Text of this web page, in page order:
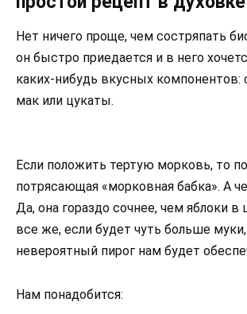
Нет ничего проще, чем состряпать
он быстро приедается и в него
каких-нибудь вкусных компонентов:
мак или цукаты.
Если положить тертую морковь, то
потрясающая «морковная бабка». А
Да, она гораздо сочнее, чем яблоки в
все же, если будет чуть больше
невероятный пирог нам будет
Нам понадобится: